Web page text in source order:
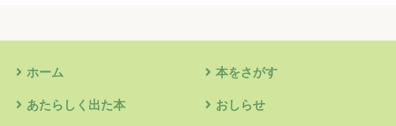
ホーム 本をさがす
あたらしく出た本 おしらせ